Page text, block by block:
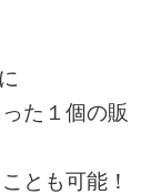
た１個の販
とも可能！